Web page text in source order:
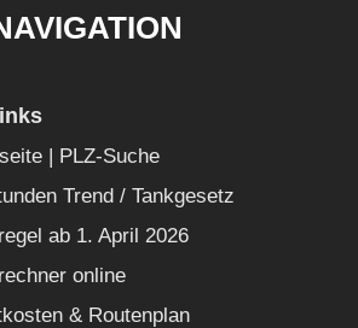
| PLZ-Suche
Trend / Tankgesetz
ab 1. April 2026
online
& Routenplan